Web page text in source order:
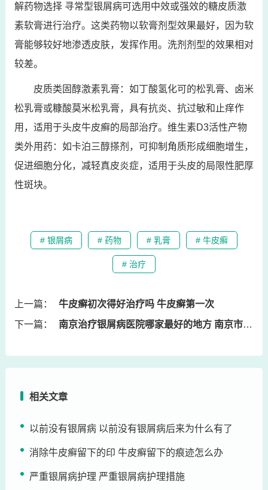
解药物选择 寻常型银屑病可选用中效或强效的糖皮质激
素软膏进行治疗。这类药物以软膏剂型效果最好，因为软
膏能够较好地渗透皮肤，发挥作用。洗剂剂型的效果相对
较差。
皮质类固醇激素乳膏：如丁酸氢化可的松乳膏、卤米
松乳膏或糠酸莫米松乳膏，具有抗炎、抗过敏和止痒作
用，适用于头皮牛皮癣的局部治疗。维生素D3活性产物
类外用药：如卡泊三醇搽剂，可抑制角质形成细胞增生，
促进细胞分化，减轻真皮炎症，适用于头皮的局限性肥厚
性斑块。
# 银屑病 # 药物 # 乳膏 # 牛皮癣
# 治疗
上一篇：
牛皮癣初次得好治疗吗 牛皮癣第一次
下一篇：
南京治疗银屑病医院哪家最好的地方 南京市治疗银屑病最好的医院
相关文章
以前没有银屑病 以前没有银屑病后来为什么有了
消除牛皮癣留下的印 牛皮癣留下的痕迹怎么办
严重银屑病护理 严重银屑病护理措施